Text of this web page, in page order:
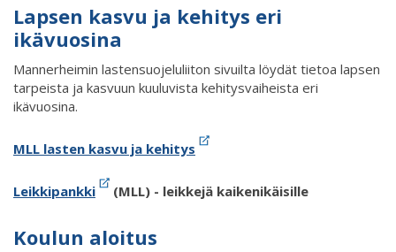
Lapsen kasvu ja kehitys eri
ikävuosina
Mannerheimin lastensuojeluliiton sivuilta löydät tietoa lapsen
tarpeista ja kasvuun kuuluvista kehitysvaiheista eri
ikävuosina.
MLL lasten kasvu ja kehitys
Leikkipankki (MLL) - leikkejä kaikenikäisille
Koulun aloitus